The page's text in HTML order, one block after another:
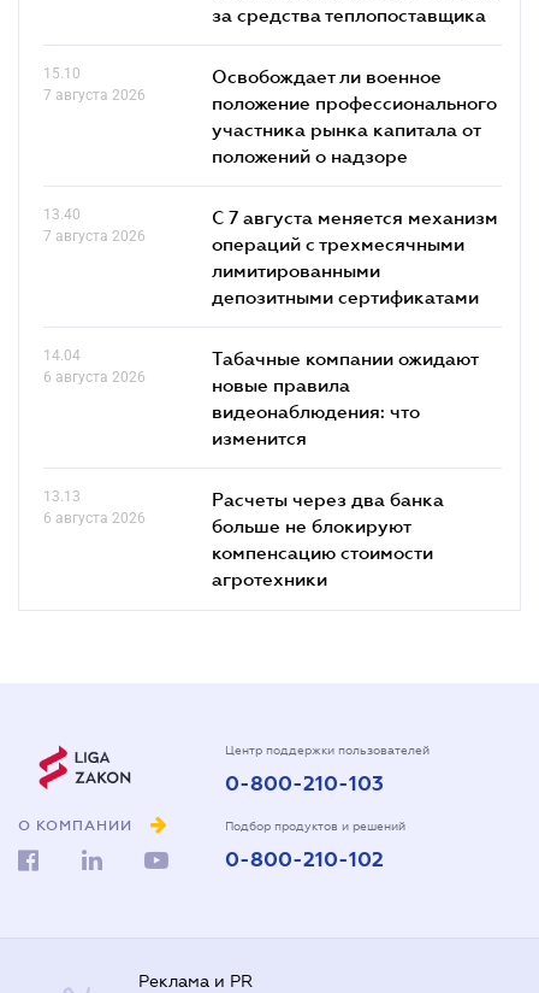
за средства теплопоставщика
15.10
7 августа 2026
Освобождает ли военное
положение профессионального
участника рынка капитала от
положений о надзоре
13.40
7 августа 2026
С 7 августа меняется механизм
операций с трехмесячными
лимитированными
депозитными сертификатами
14.04
6 августа 2026
Табачные компании ожидают
новые правила
видеонаблюдения: что
изменится
13.13
6 августа 2026
Расчеты через два банка
больше не блокируют
компенсацию стоимости
агротехники
О КОМПАНИИ
Центр поддержки пользователей
0-800-210-103
Подбор продуктов и решений
0-800-210-102
Реклама и PR